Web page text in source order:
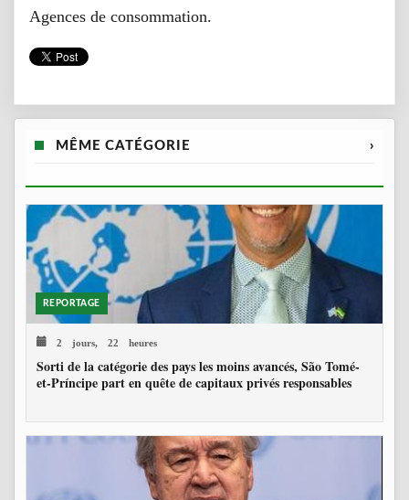
Agences de consommation.
MÊME CATÉGORIE ›
REPORTAGE
2 jours, 22 heures
Sorti de la catégorie des pays les moins avancés, São Tomé-
et-Príncipe part en quête de capitaux privés responsables